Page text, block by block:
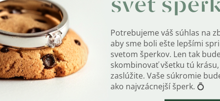
svet
Potrebujeme váš súhlas na
aby sme boli ešte lepšími
svetom šperkov. Len tak
skombinovať všetku tú
zaslúžite. Vaše súkromie
ako najvzácnejší šperk. 💍